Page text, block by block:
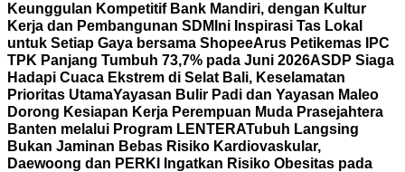
Keunggulan Kompetitif Bank Mandiri, dengan Kultur
Kerja dan Pembangunan SDM Ini Inspirasi Tas Lokal
untuk Setiap Gaya bersama ShopeeArus Petikemas IPC
TPK Panjang Tumbuh 73,7% pada Juni 2026ASDP Siaga
Hadapi Cuaca Ekstrem di Selat Bali, Keselamatan
Prioritas UtamaYayasan Bulir Padi dan Yayasan Maleo
Dorong Kesiapan Kerja Perempuan Muda Prasejahtera
Banten melalui Program LENTERATubuh Langsing
Bukan Jaminan Bebas Risiko Kardiovaskular,
Daewoong dan PERKI Ingatkan Risiko Obesitas pada